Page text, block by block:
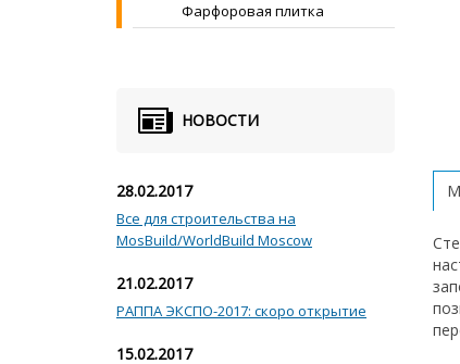
Фарфоровая плитка
НОВОСТИ
28.02.2017
Все для строительства на
MosBuild/WorldBuild Moscow
21.02.2017
РАППА ЭКСПО-2017: скоро открытие
15.02.2017